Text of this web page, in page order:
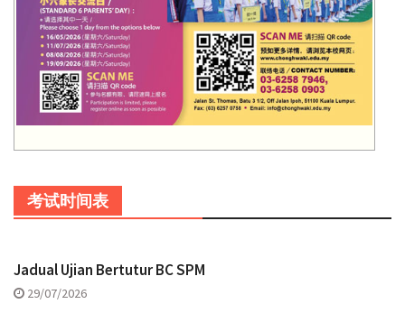
考试时间表
Jadual Ujian Bertutur BC SPM
29/07/2026